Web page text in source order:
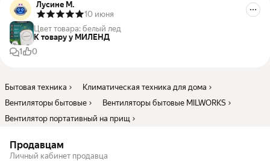
Лусине М.
10 июня
Цвет товара: белый лед
К товару у МИЛЕНД
1
0
Бытовая техника
Климатическая техника для дома
Вентиляторы бытовые
Вентиляторы бытовые MILWORKS
Вентилятор портативный на прищ
Продавцам
Личный кабинет продавца